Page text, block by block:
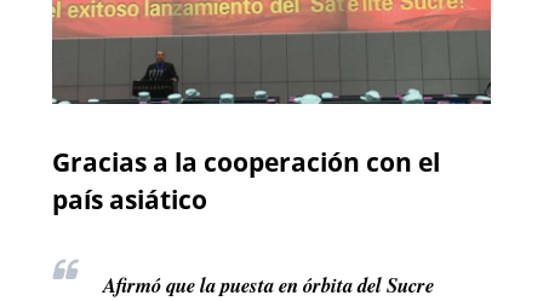
Gracias a la cooperación con el
país asiático
Afirmó que la puesta en órbita del Sucre